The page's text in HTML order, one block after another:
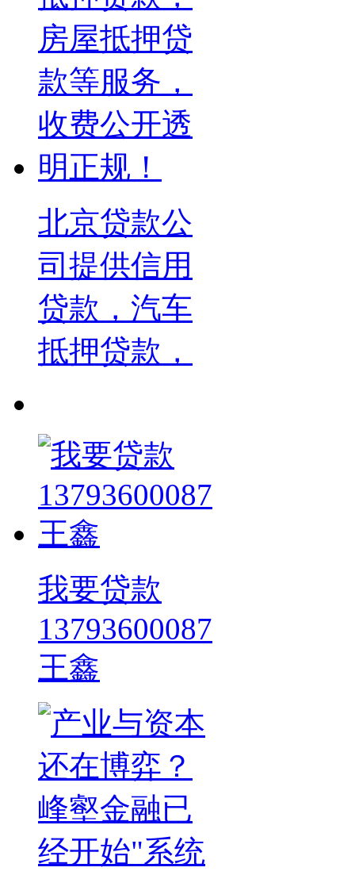
北京贷款公
司提供信用
贷款，汽车
抵押贷款，
我要贷款
13793600087
王鑫